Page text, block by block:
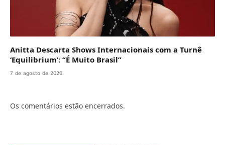
Anitta Descarta Shows Internacionais com a Turnê
‘Equilibrium’: “É Muito Brasil”
7 de agosto de 2026
Os comentários estão encerrados.